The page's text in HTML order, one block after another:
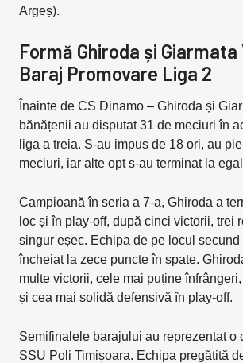
Argeș).
Formă Ghiroda și Giarmata
Baraj Promovare Liga 2
Înainte de CS Dinamo – Ghiroda și
bănățenii au disputat 31 de meciuri în
liga a treia. S-au impus de 18 ori, au
meciuri, iar alte opt s-au terminat la
Campioană în seria a 7-a, Ghiroda a
loc și în play-off, după cinci victorii, trei
singur eșec. Echipa de pe locul
încheiat la zece puncte în spate.
multe victorii, cele mai puține
și cea mai solidă defensivă în play-off.
Semifinalele barajului au reprezentat o
SSU Poli Timișoara. Echipa pregătită